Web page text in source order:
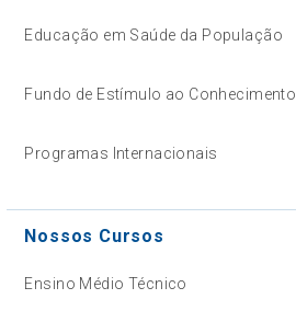
Educação em Saúde da População
Fundo de Estímulo ao Conhecimento
Programas Internacionais
Nossos Cursos
Ensino Médio Técnico